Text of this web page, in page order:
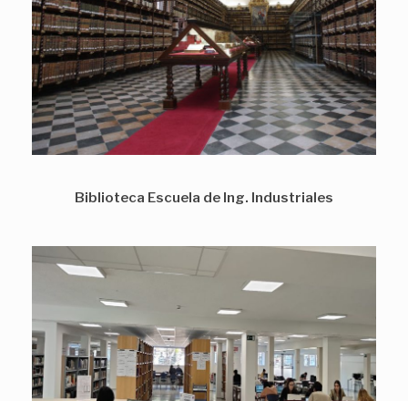
Biblioteca Escuela de Ing. Industriales